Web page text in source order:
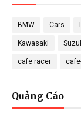
BMW Cars
Kawasaki
cafe racer
Quảng Cáo